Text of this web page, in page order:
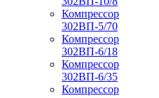
Компрессор
302ВП-5/70
Компрессор
302ВП-6/18
Компрессор
302ВП-6/35
Компрессор